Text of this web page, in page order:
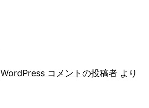
WordPress コメントの投稿者 より